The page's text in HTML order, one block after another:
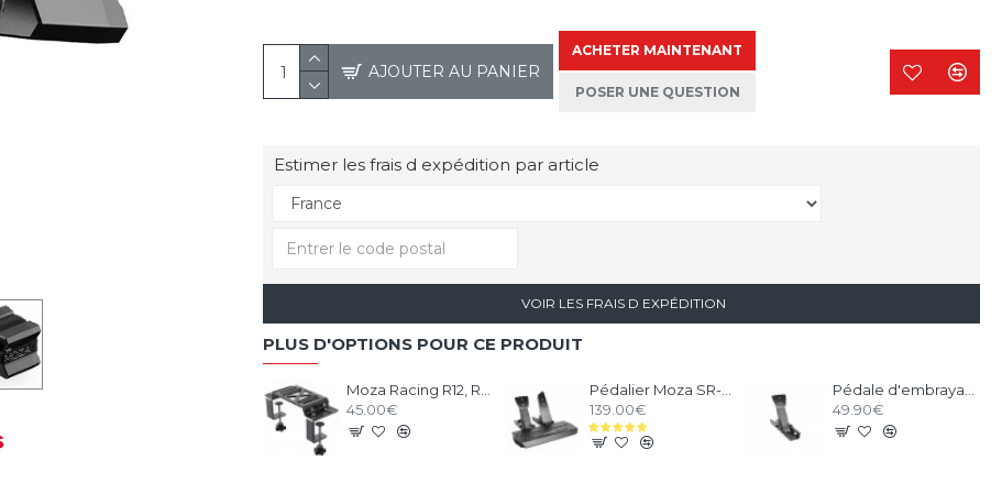
AJOUTER AU PANIER
ACHETER MAINTENANT
POSER UNE QUESTION
Estimer les frais d expédition par article
VOIR LES FRAIS D EXPÉDITION
PLUS D'OPTIONS POUR CE PRODUIT
45.00€
Pédalier Moza SR-P V1 - 2 Pédales Loadcell
139.00€
49.90€